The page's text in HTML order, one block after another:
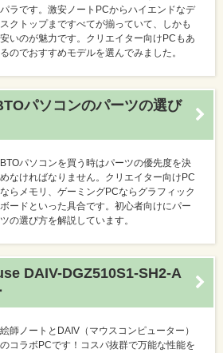
パラです。激安ノートPCからハイエンドなデ
スクトップまですべてが揃っていて、しかも
安いのが魅力です。クリエイター向けPCもあ
るのでおすすめモデルを選んでみました。
パソコンのパーツの選び
BTOパソコンを買う時はパーツの優先度を決
めなければなりません。クリエイター向けPC
ならメモリ、ゲーミングPCならグラフィック
ボードといった具合です。初心者向けにパー
ツの選び方を解説しています。
DAIV-DGZ510S1-SH2-A
絵師ノートとDAIV（マウスコンピューター）
のコラボPCです！コスパ抜群で万能な性能を